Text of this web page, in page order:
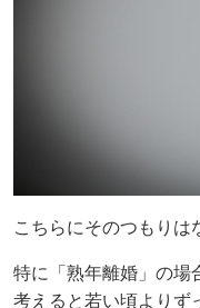
こちらにそのつもりは
特に「熟年離婚」の場
考えると若い頃よりず